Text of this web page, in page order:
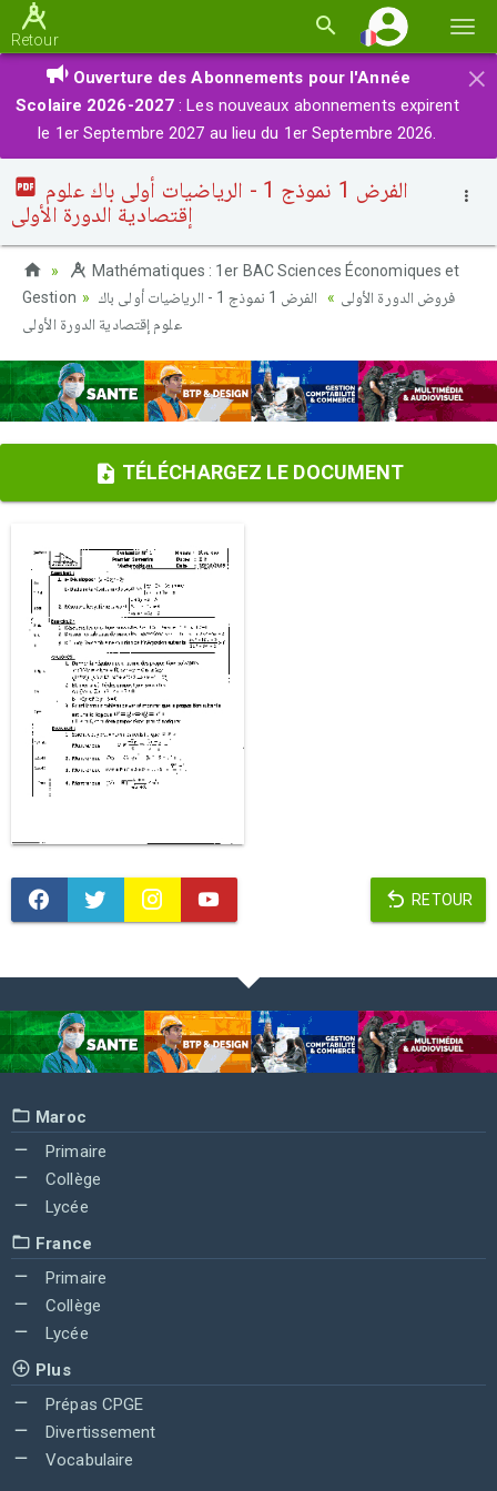
la
Retour
×
Ouverture des Abonnements pour l'Année
Scolaire 2026-2027 : Les nouveaux abonnements expirent
le 1er Septembre 2027 au lieu du 1er Septembre 2026.
إقتصادية الدورة الأولى
Mathématiques : 1er BAC Sciences Économiques et
Gestion
فروض الدورة الأولى
الفرض 1 نموذج 1 - الرياضيات أولى باك
علوم إقتصادية الدورة الأولى
TÉLÉCHARGEZ LE DOCUMENT
RETOUR
Maroc
Primaire
Collège
Lycée
France
Primaire
Collège
Lycée
Plus
Prépas CPGE
Divertissement
Vocabulaire